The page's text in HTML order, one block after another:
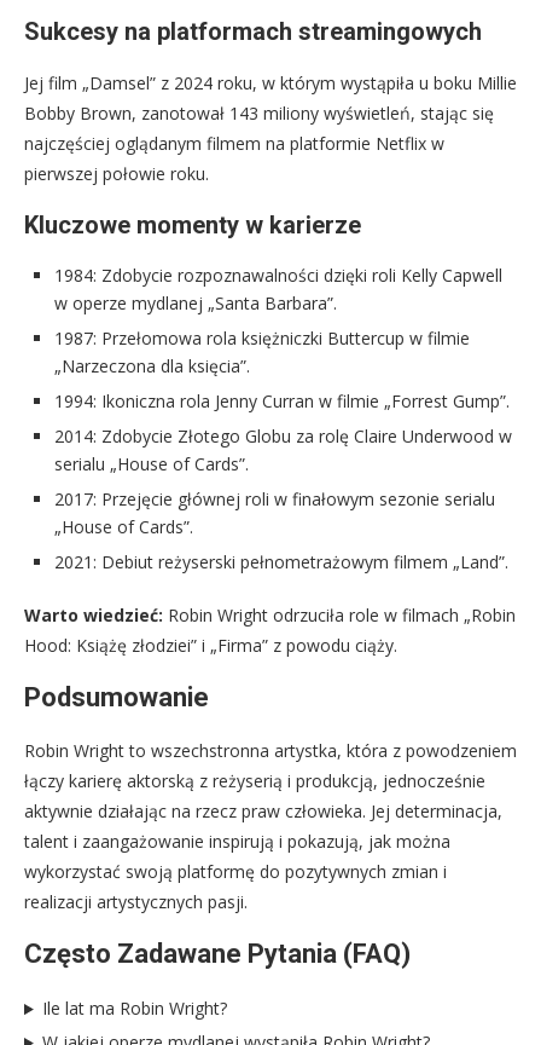
Sukcesy na platformach streamingowych
Jej film „Damsel” z 2024 roku, w którym wystąpiła u boku Millie
Bobby Brown, zanotował 143 miliony wyświetleń, stając się
najczęściej oglądanym filmem na platformie Netflix w
pierwszej połowie roku.
Kluczowe momenty w karierze
1984: Zdobycie rozpoznawalności dzięki roli Kelly Capwell
w operze mydlanej „Santa Barbara”.
1987: Przełomowa rola księżniczki Buttercup w filmie
„Narzeczona dla księcia”.
1994: Ikoniczna rola Jenny Curran w filmie „Forrest Gump”.
2014: Zdobycie Złotego Globu za rolę Claire Underwood w
serialu „House of Cards”.
2017: Przejęcie głównej roli w finałowym sezonie serialu
„House of Cards”.
2021: Debiut reżyserski pełnometrażowym filmem „Land”.
Warto wiedzieć: Robin Wright odrzuciła role w filmach „Robin
Hood: Książę złodziei” i „Firma” z powodu ciąży.
Podsumowanie
Robin Wright to wszechstronna artystka, która z powodzeniem
łączy karierę aktorską z reżyserią i produkcją, jednocześnie
aktywnie działając na rzecz praw człowieka. Jej determinacja,
talent i zaangażowanie inspirują i pokazują, jak można
wykorzystać swoją platformę do pozytywnych zmian i
realizacji artystycznych pasji.
Często Zadawane Pytania (FAQ)
Ile lat ma Robin Wright?